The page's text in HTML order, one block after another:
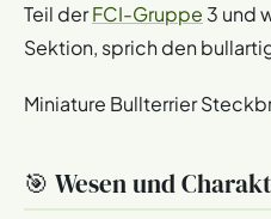
Teil derFCI-Gruppe 3 und
Sektion, sprich den
Miniature Bullterrier
🎯 Wesen und